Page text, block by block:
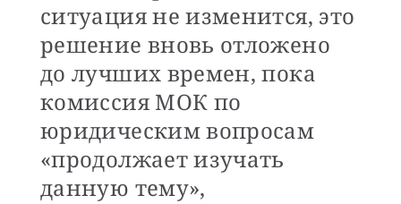
ситуация не изменится, это
решение вновь отложено
до лучших времен, пока
комиссия МОК по
юридическим вопросам
«продолжает изучать
данную тему»,